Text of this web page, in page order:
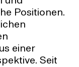
Positionen.
einer
Seit